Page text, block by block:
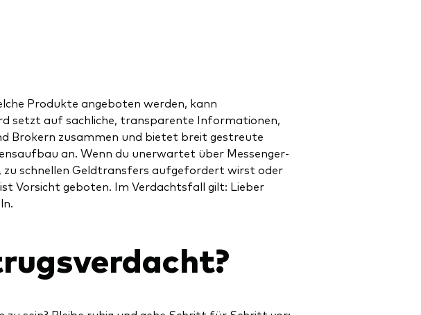
Produkte angeboten werden, kann
setzt auf sachliche, transparente Informationen,
Brokern zusammen und bietet breit gestreute
an. Wenn du unerwartet über Messenger-
schnellen Geldtransfers aufgefordert wirst oder
Vorsicht geboten. Im Verdachtsfall gilt: Lieber